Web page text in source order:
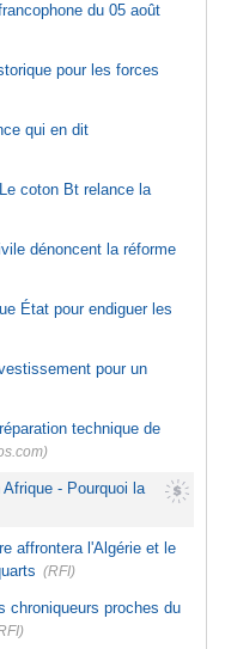
à Radès oblige le
prévenu l'Espagne des risques
la crise migratoire
et diplomatique
semestre
du 05 août
pour les forces
qui en dit
coton Bt relance la
dénoncent la réforme
État pour endiguer les
pour un
technique de
- Pourquoi la
affrontera l'Algérie et le
(RFI)
chroniqueurs proches du